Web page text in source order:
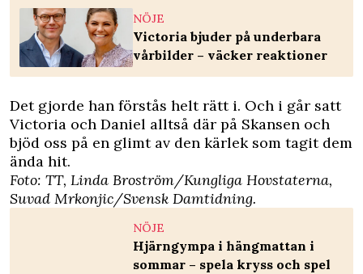
NÖJE
Victoria bjuder på underbara
vårbilder – väcker reaktioner
Det gjorde han förstås helt rätt i. Och i går satt
Victoria och Daniel alltså där på Skansen och
bjöd oss på en glimt av den kärlek som tagit dem
ända hit.
Foto: TT, Linda Broström/Kungliga Hovstaterna,
Suvad Mrkonjic/Svensk Damtidning.
NÖJE
Hjärngympa i hängmattan i
sommar – spela kryss och spel